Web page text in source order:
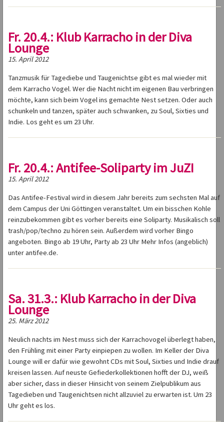
Fr. 20.4.: Klub Karracho in der Diva
Lounge
15. April 2012
Tanzmusik für Tagediebe und Taugenichtse gibt es mal wieder mit
dem Karracho Vogel. Wer die Nacht nicht im eigenen Bau verbringen
möchte, kann sich beim Vogel ins gemachte Nest setzen. Oder auch
schunkeln und tanzen, später auch schwanken, zu Soul, Sixties und
Indie. Los geht es um 23 Uhr.
Fr. 20.4.: Antifee-Soliparty im JuZI
15. April 2012
Das Antifee-Festival wird in diesem Jahr bereits zum sechsten Mal auf
dem Campus der Uni Göttingen veranstaltet. Um ein bisschen Kohle
reinzubekommen gibt es vorher bereits eine Soliparty. Musikalisch soll
trash/pop/techno zu hören sein. Außerdem wird vorher Bingo
angeboten. Bingo ab 19 Uhr, Party ab 23 Uhr Mehr Infos (angeblich)
unter antifee.de.
Sa. 31.3.: Klub Karracho in der Diva
Lounge
25. März 2012
Neulich nachts im Nest muss sich der Karrachovogel überlegt haben,
den Frühling mit einer Party einpiepen zu wollen. Im Keller der Diva
Lounge will er dafür wie gewohnt CDs mit Soul, Sixties und Indie drauf
kreisen lassen. Auf neuste Gefiederkollektionen hofft der DJ, weiß
aber sicher, dass in dieser Hinsicht von seinem Zielpublikum aus
Tagedieben und Taugenichtsen nicht allzuviel zu erwarten ist. Um 23
Uhr geht es los.